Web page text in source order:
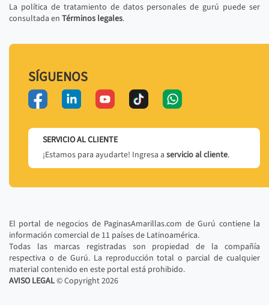
La política de tratamiento de datos personales de gurú puede ser
consultada en Términos legales.
SÍGUENOS
SERVICIO AL CLIENTE
¡Estamos para ayudarte! Ingresa a servicio al cliente.
El portal de negocios de PaginasAmarillas.com de Gurú contiene la
información comercial de 11 países de Latinoamérica.
Todas las marcas registradas son propiedad de la compañía
respectiva o de Gurú. La reproducción total o parcial de cualquier
material contenido en este portal está prohibido.
AVISO LEGAL© Copyright2026